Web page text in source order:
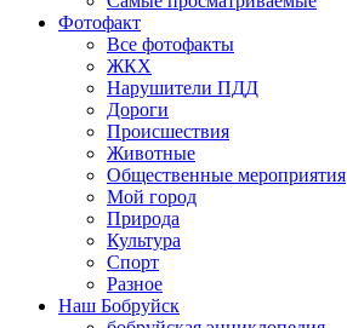
Фотофакт
Все фотофакты
ЖКХ
Нарушители ПДД
Дороги
Происшествия
Животные
Общественные мероприятия
Мой город
Природа
Культура
Спорт
Разное
Наш Бобруйск